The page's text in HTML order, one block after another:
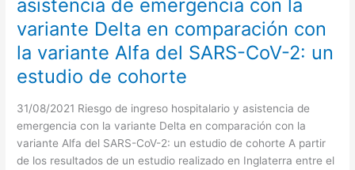
asistencia de emergencia con la
variante Delta en comparación con
la variante Alfa del SARS-CoV-2: un
estudio de cohorte
31/08/2021 Riesgo de ingreso hospitalario y asistencia de
emergencia con la variante Delta en comparación con la
variante Alfa del SARS-CoV-2: un estudio de cohorte A partir
de los resultados de un estudio realizado en Inglaterra entre el
ingreso
hospitalario
y
de
con